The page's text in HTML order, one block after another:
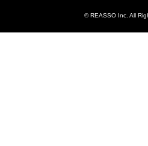
© REASSO Inc. All